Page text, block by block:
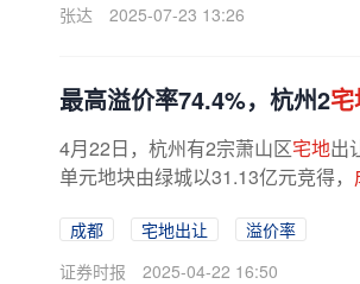
张达
2025-07-23 13:26
最高溢价率74.4%，杭州2
4月22日，杭州有2宗萧山区宅地出
单元地块由绿城以31.13亿元竞得，
成都 宅地出让
溢价率
证券时报
2025-04-22 16:50